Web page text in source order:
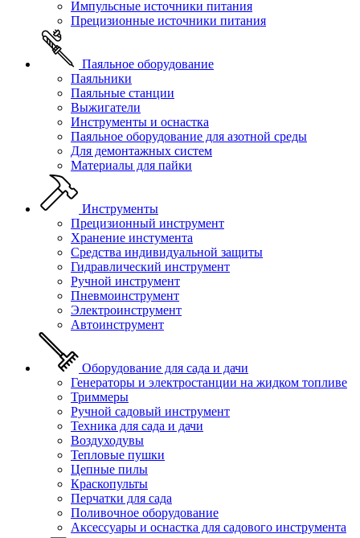
Импульсные источники питания
Прецизионные источники питания
Паяльное оборудование
Паяльники
Паяльные станции
Выжигатели
Инструменты и оснастка
Паяльное оборудование для азотной среды
Для демонтажных систем
Материалы для пайки
Инструменты
Прецизионный инструмент
Хранение инстумента
Средства индивидуальной защиты
Гидравлический инструмент
Ручной инструмент
Пневмоинструмент
Электроинструмент
Автоинструмент
Оборудование для сада и дачи
Генераторы и электростанции на жидком топливе
Триммеры
Ручной садовый инструмент
Техника для сада и дачи
Воздуходувы
Тепловые пушки
Цепные пилы
Краскопульты
Перчатки для сада
Поливочное оборудование
Аксессуары и оснастка для садового инструмента